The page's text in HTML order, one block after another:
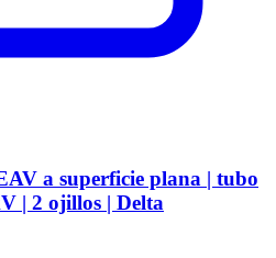
a superficie plana | tubo
| 2 ojillos | Delta